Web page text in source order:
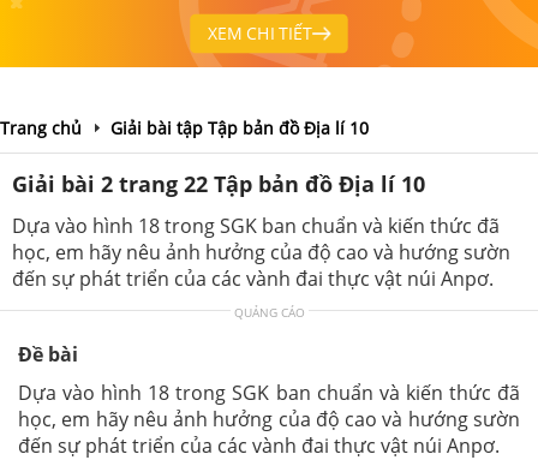
XEM CHI TIẾT
Trang chủ Giải bài tập Tập bản đồ Địa lí 10
Giải bài 2 trang 22 Tập bản đồ Địa lí 10
Dựa vào hình 18 trong SGK ban chuẩn và kiến thức đã
học, em hãy nêu ảnh hưởng của độ cao và hướng sườn
đến sự phát triển của các vành đai thực vật núi Anpơ.
QUẢNG CÁO
Đề bài
Dựa vào hình 18 trong SGK ban chuẩn và kiến thức đã
học, em hãy nêu ảnh hưởng của độ cao và hướng sườn
đến sự phát triển của các vành đai thực vật núi Anpơ.